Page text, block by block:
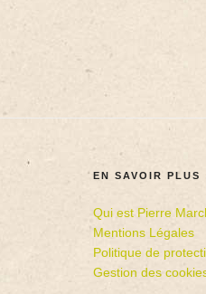
EN SAVOIR PLUS
Qui est Pierre
Mentions Légales
Politique de
Gestion des